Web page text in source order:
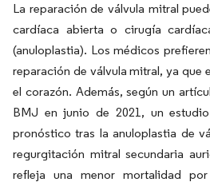
La reparación de válvula mitral
cardíaca abierta o cirugía
(anuloplastia). Los médicos
reparación de válvula mitral, ya que
el corazón. Además, según un
BMJ en junio de 2021, un
pronóstico tras la anuloplastia de
regurgitación mitral secundaria
refleja una menor mortalidad